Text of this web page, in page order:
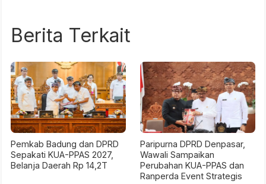
Berita Terkait
Pemkab Badung dan DPRD
Sepakati KUA-PPAS 2027,
Belanja Daerah Rp 14,2T
Paripurna DPRD Denpasar,
Wawali Sampaikan
Perubahan KUA-PPAS dan
Ranperda Event Strategis